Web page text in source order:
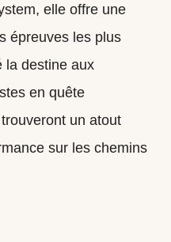
elle offre une
épreuves les plus
la destine aux
en quête
un atout
sur les chemins